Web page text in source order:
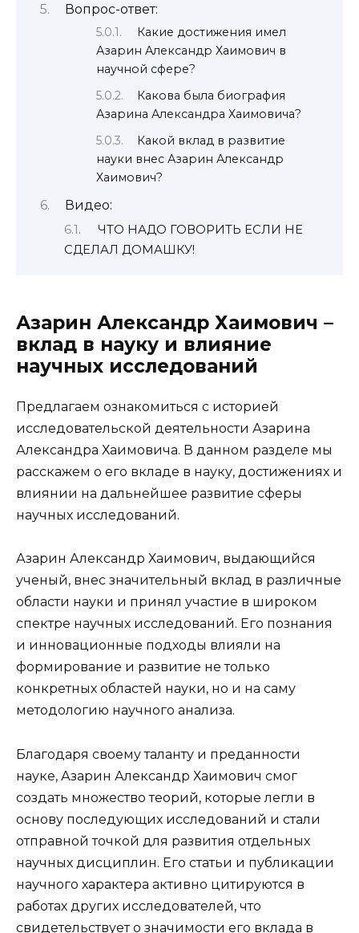
Вопрос-ответ:
Какие достижения имел
Азарин Александр Хаимович в
научной сфере?
Какова была биография
Азарина Александра Хаимовича?
Какой вклад в развитие
науки внес Азарин Александр
Хаимович?
Видео:
ЧТО НАДО ГОВОРИТЬ ЕСЛИ НЕ
СДЕЛАЛ ДОМАШКУ!
Азарин Александр Хаимович –
вклад в науку и влияние
научных исследований
Предлагаем ознакомиться с историей
исследовательской деятельности Азарина
Александра Хаимовича. В данном разделе мы
расскажем о его вкладе в науку, достижениях и
влиянии на дальнейшее развитие сферы
научных исследований.
Азарин Александр Хаимович, выдающийся
ученый, внес значительный вклад в различные
области науки и принял участие в широком
спектре научных исследований. Его познания
и инновационные подходы влияли на
формирование и развитие не только
конкретных областей науки, но и на саму
методологию научного анализа.
Благодаря своему таланту и преданности
науке, Азарин Александр Хаимович смог
создать множество теорий, которые легли в
основу последующих исследований и стали
отправной точкой для развития отдельных
научных дисциплин. Его статьи и публикации
научного характера активно цитируются в
работах других исследователей, что
свидетельствует о значимости его вклада в